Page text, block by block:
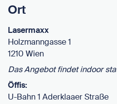
Ort
Lasermaxx
Holzmanngasse 1
1210 Wien
Das Angebot findet indoor
Öffis:
U-Bahn 1 Aderklaaer Straße